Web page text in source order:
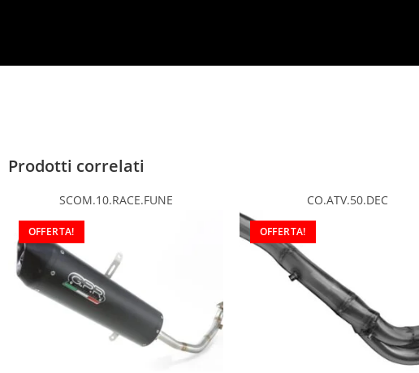
Prodotti correlati
SCOM.10.RACE.FUNE
OFFERTA!
CO.ATV.50.DEC
OFFERTA!